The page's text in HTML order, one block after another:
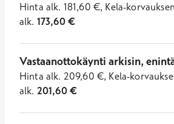
Hinta alk. 181,60 €, Kela-
alk. 173,60€
Vastaanottokäynti arkisin,
Hinta alk. 209,60 €, Kela-
alk. 201,60€